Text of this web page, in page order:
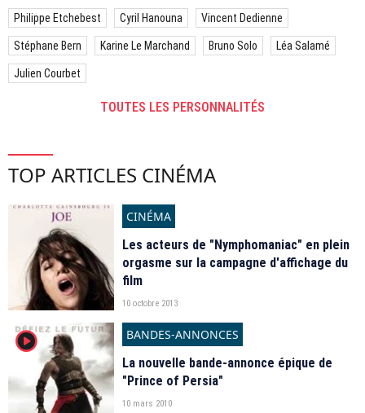
Philippe Etchebest Cyril Hanouna Vincent Dedienne
Stéphane Bern Karine Le Marchand Bruno Solo Léa Salamé
Julien Courbet
TOUTES LES PERSONNALITÉS
TOP ARTICLES CINÉMA
CINÉMA
Les acteurs de "Nymphomaniac" en plein
orgasme sur la campagne d'affichage du
film
10 octobre 2013
player2
BANDES-ANNONCES
La nouvelle bande-annonce épique de
"Prince of Persia"
10 mars 2010